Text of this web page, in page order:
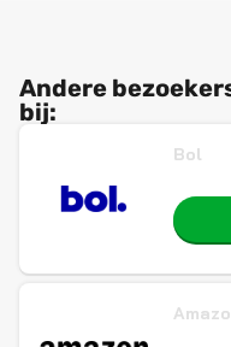
Andere
bij:
Bol